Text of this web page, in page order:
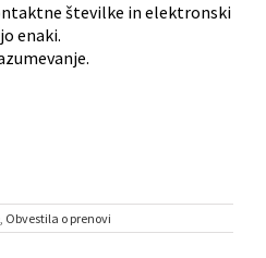
številke in elektronski
enaki.
, Obvestila o prenovi